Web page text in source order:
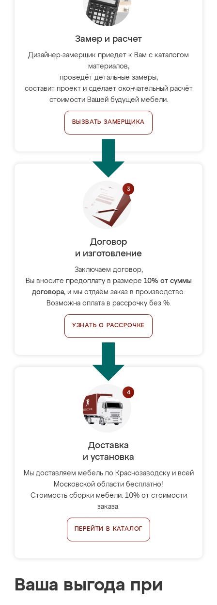
Замер и расчет
Дизайнер-замерщик приедет к Вам с каталогом
материалов,
проведёт детальные замеры,
составит проект и сделает окончательный расчёт
стоимости Вашей будущей мебели.
ВЫЗВАТЬ ЗАМЕРЩИКА
Договор
и изготовление
Заключаем договор,
Вы вносите предоплату в размере 10% от суммы
договора, и мы отдаём заказ в производство.
Возможна оплата в рассрочку без %.
УЗНАТЬ О РАССРОЧКЕ
Доставка
и установка
Мы доставляем мебель по Краснозаводску и всей
Московской области бесплатно!
Стоимость сборки мебели: 10% от стоимости
заказа.
ПЕРЕЙТИ В КАТАЛОГ
Ваша выгода при